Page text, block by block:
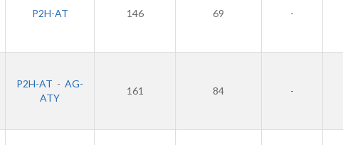
P2H-AT 146 69 -
P2H-AT - AG-
ATY
161 84 -